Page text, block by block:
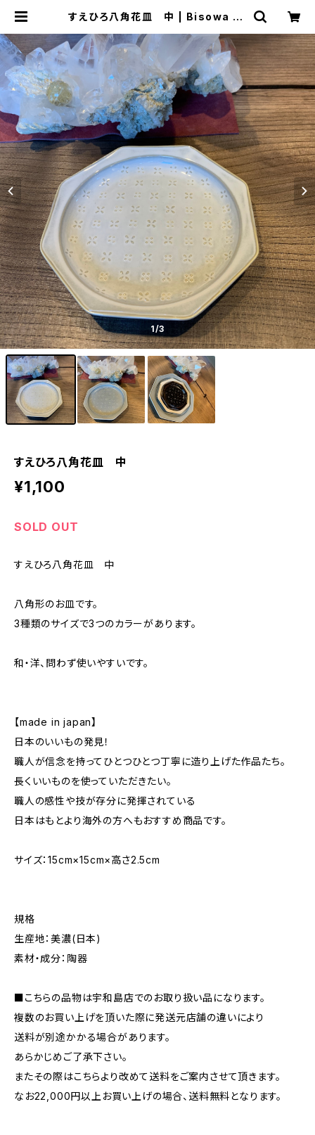
すえひろ八角花皿 中 | Bisowa by
1/3
すえひろ八角花皿 中
¥1,100
SOLD OUT
すえひろ八角花皿 中
八角形のお皿です。
3種類のサイズで3つのカラーがあります。
和・洋、問わず使いやすいです。
【made in japan】
日本のいいもの発見！
職人が信念を持ってひとつひとつ丁寧に造り上げた作品たち。
長くいいものを使っていただきたい。
職人の感性や技が存分に発揮されている
日本はもとより海外の方へもおすすめ商品です。
サイズ：15cm×15cm×高さ2.5cm
規格
生産地：美濃(日本)
素材・成分：陶器
■こちらの品物は宇和島店でのお取り扱い品になります。
複数のお買い上げを頂いた際に発送元店舗の違いにより
送料が別途かかる場合があります。
あらかじめご了承下さい。
またその際はこちらより改めて送料をご案内させて頂きます。
なお22,000円以上お買い上げの場合、送料無料となります。